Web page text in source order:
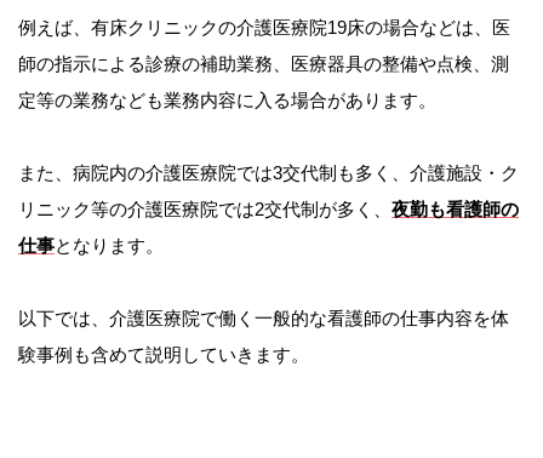
例えば、有床クリニックの介護医療院19床の場合などは、医
師の指示による診療の補助業務、医療器具の整備や点検、測
定等の業務なども業務内容に入る場合があります。
また、病院内の介護医療院では3交代制も多く、介護施設・ク
リニック等の介護医療院では2交代制が多く、 夜勤も看護師の
仕事となります。
以下では、介護医療院で働く一般的な看護師の仕事内容を体
験事例も含めて説明していきます。